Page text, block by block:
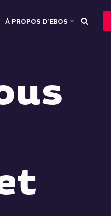
À PROPOS D’EBOS